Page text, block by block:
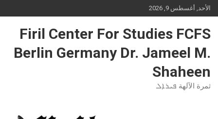
Skip
to
الأحد, أغسطس 9, 2026
Firil Center For Studies FCFS
Berlin Germany Dr. Jameel M.
Shaheen
ثمرة الآلهة ܦܝܪܐܠ